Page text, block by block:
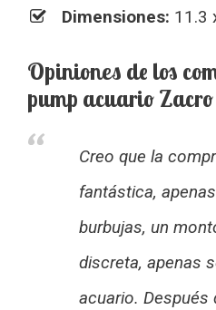
Dimensiones: 11.3
Opiniones de los
pump acuario Zacro
Creo que la
fantástica,
burbujas, un
discreta, apenas
acuario. Después